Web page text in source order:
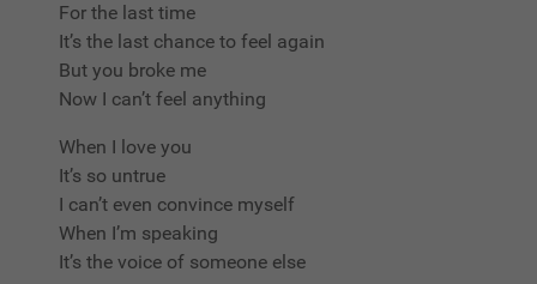
For the last time
It’s the last chance to feel again
But you broke me
Now I can’t feel anything
When I love you
It’s so untrue
I can’t even convince myself
When I’m speaking
It’s the voice of someone else